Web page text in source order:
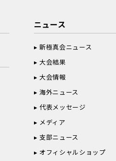
ニュース
新極真会ニュース
大会結果
大会情報
海外ニュース
代表メッセージ
メディア
支部ニュース
オフィシャルショップ